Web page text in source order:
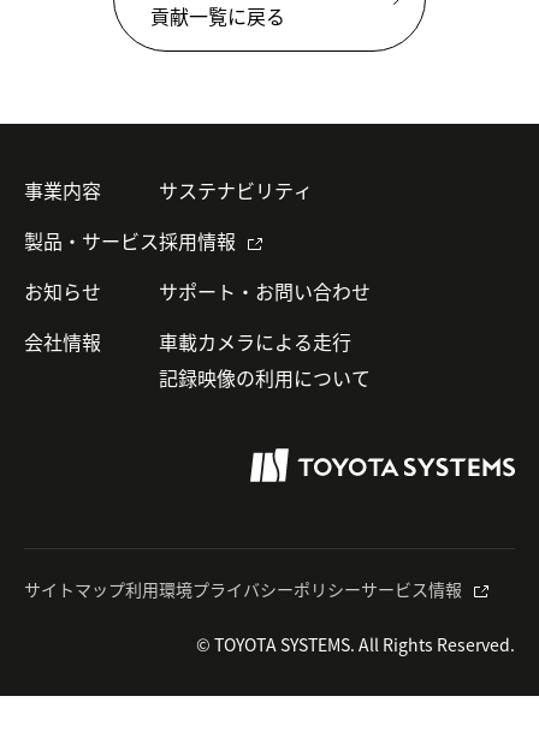
貢献一覧に戻る
事業内容
製品・サービス
お知らせ
会社情報
サステナビリティ
採用情報
サポート・お問い合わせ
車載カメラによる走行
記録映像の利用について
サイトマップ利用環境プライバシーポリシーサービス情報
© TOYOTA SYSTEMS. All Rights Reserved.